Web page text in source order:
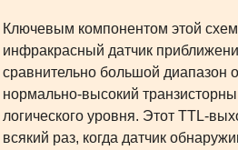
Ключевым компонентом этой
инфракрасный датчик
сравнительно большой диапазон
нормально-высокий
логического уровня. Этот TTL-
всякий раз, когда датчик